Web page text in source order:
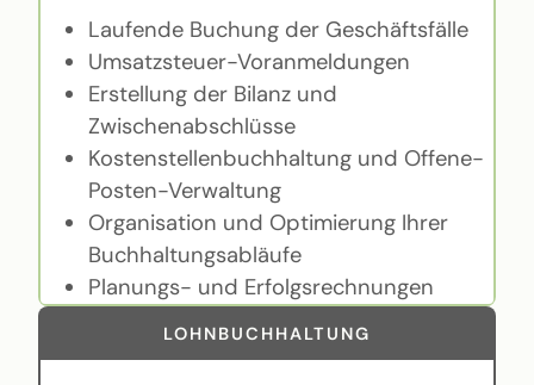
Laufende Buchung der Geschäftsfälle
Umsatzsteuer-Voranmeldungen
Erstellung der Bilanz und
Zwischenabschlüsse
Kostenstellenbuchhaltung und Offene-
Posten-Verwaltung
Organisation und Optimierung Ihrer
Buchhaltungsabläufe
Planungs- und Erfolgsrechnungen
LOHNBUCHHALTUNG